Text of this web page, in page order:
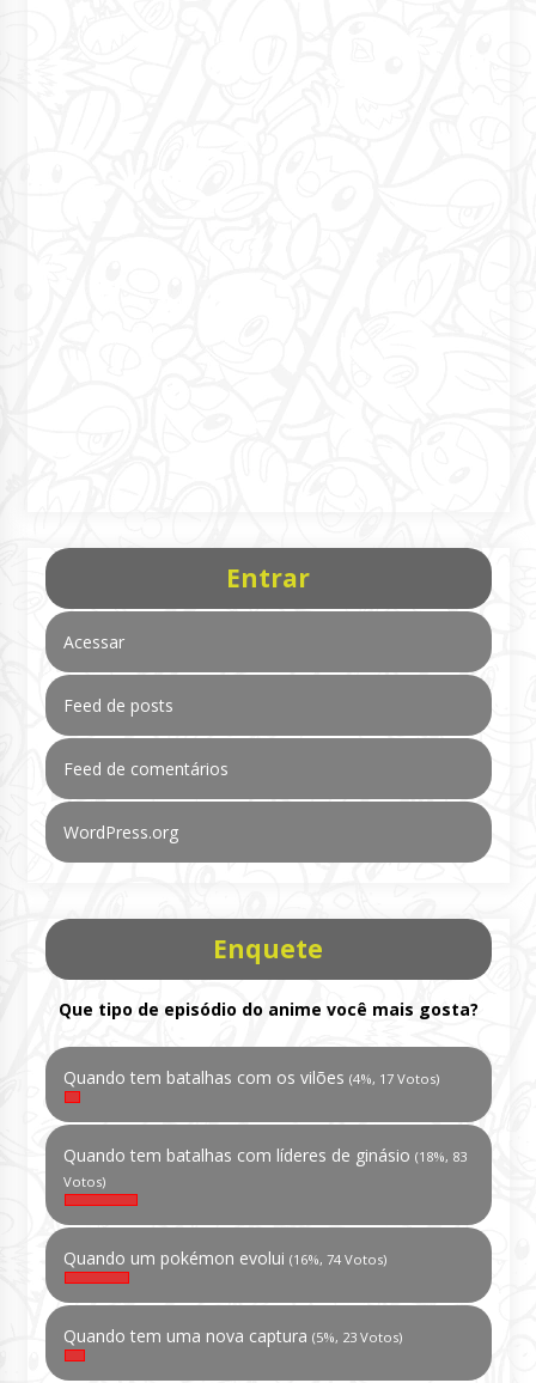
Entrar
Acessar
Feed de posts
Feed de comentários
WordPress.org
Enquete
Que tipo de episódio do anime você mais gosta?
Quando tem batalhas com os vilões (4%, 17 Votos)
Quando tem batalhas com líderes de ginásio (18%, 83
Votos)
Quando um pokémon evolui (16%, 74 Votos)
Quando tem uma nova captura (5%, 23 Votos)